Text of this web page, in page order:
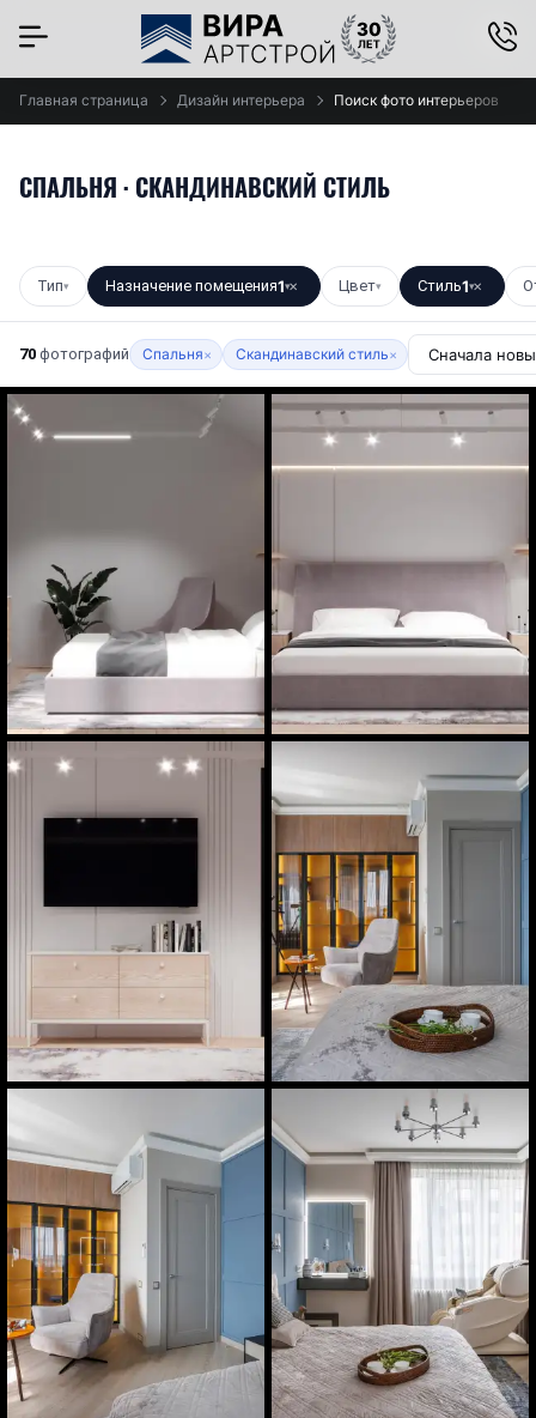
Главная страница Дизайн интерьера Поиск фото интерьеров
СПАЛЬНЯ · СКАНДИНАВСКИЙ СТИЛЬ
Тип▾ Назначение помещения1▾✕ Цвет▾ Стиль1▾✕
70 фотографий Спальня× Скандинавский стиль×
×